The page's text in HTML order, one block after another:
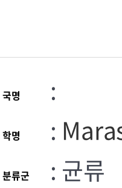
국명 :
학명 :
분류군 : 균류